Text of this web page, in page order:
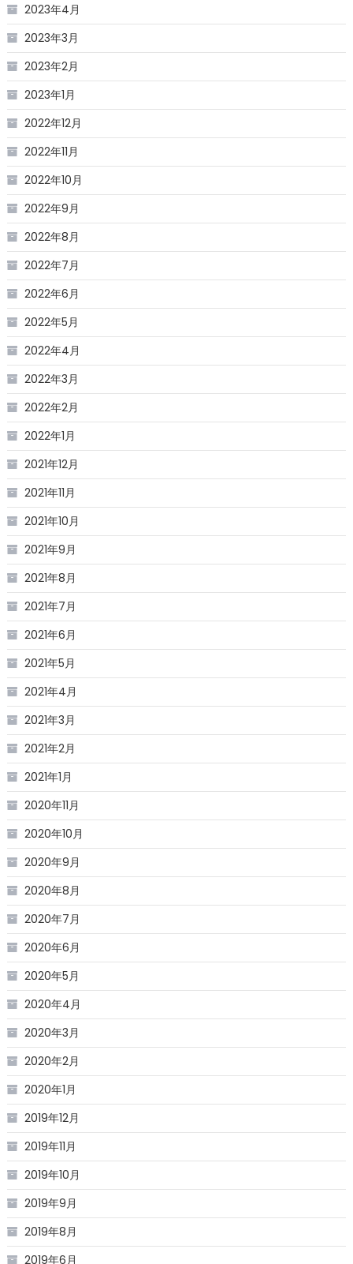
2023年4月
2023年3月
2023年2月
2023年1月
2022年12月
2022年11月
2022年10月
2022年9月
2022年8月
2022年7月
2022年6月
2022年5月
2022年4月
2022年3月
2022年2月
2022年1月
2021年12月
2021年11月
2021年10月
2021年9月
2021年8月
2021年7月
2021年6月
2021年5月
2021年4月
2021年3月
2021年2月
2021年1月
2020年11月
2020年10月
2020年9月
2020年8月
2020年7月
2020年6月
2020年5月
2020年4月
2020年3月
2020年2月
2020年1月
2019年12月
2019年11月
2019年10月
2019年9月
2019年8月
2019年6月